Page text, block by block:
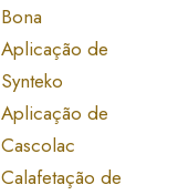
Bona
Aplicação de
Synteko
Aplicação de
Cascolac
Calafetação de